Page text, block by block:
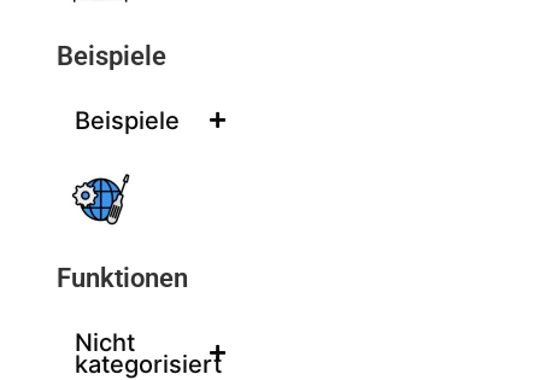
Beispiele
Beispiele
Funktionen
Nicht
kategorisiert